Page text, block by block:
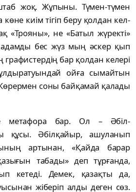
жоқ. Жұпыны. Түмен-түмен
киім тігіп беру қол­дан­ кел­­
«Трояны», не «Ба­тыл ­­жүрек­ті»
бес жүз­ мың әскер қып
гра­фистердің бар қолдан келері
ойға сымайтын
Көрер­мен соны байқамай қа­лады
метафора бар. Ол – Әбіл­
құсы. Әбілқайыр, ашуланып
артынан, «Қай­да барар
та­бады» деп тұрғанда,
ке­теді. Демек, қазақты да,
жіберіп алды деген сөз.